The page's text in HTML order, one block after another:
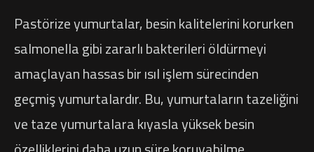
Pastörize yumurtalar, besin kalitelerini korurken
salmonella gibi zararlı bakterileri öldürmeyi
amaçlayan hassas bir ısıl işlem sürecinden
geçmiş yumurtalardır. Bu, yumurtaların tazeliğini
ve taze yumurtalara kıyasla yüksek besin